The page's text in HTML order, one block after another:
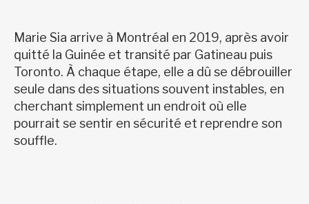
Marie Sia arrive à Montréal en 2019, après avoir
quitté la Guinée et transité par Gatineau puis
Toronto. À chaque étape, elle a dû se débrouiller
seule dans des situations souvent instables, en
cherchant simplement un endroit où elle
pourrait se sentir en sécurité et reprendre son
souffle.